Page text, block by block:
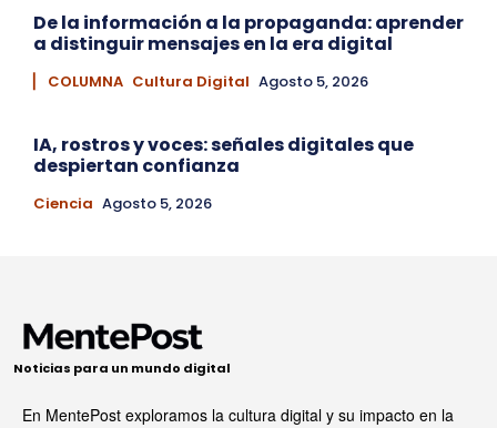
De la información a la propaganda: aprender
a distinguir mensajes en la era digital
▏ COLUMNA Cultura Digital Agosto 5, 2026
IA, rostros y voces: señales digitales que
despiertan confianza
Ciencia Agosto 5, 2026
Noticias para un mundo digital
En MentePost exploramos la cultura digital y su impacto en la